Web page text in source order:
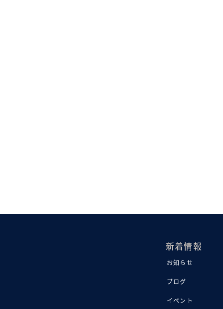
新着情報
お知らせ
ブログ
イベント